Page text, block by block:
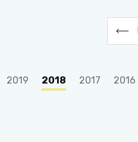
2019 2018 2017 2016